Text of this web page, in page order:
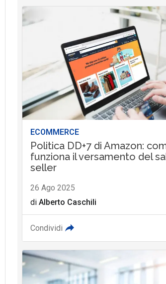
ECOMMERCE
Politica DD+7 di Amazon:
funziona il versamento del
seller
26 Ago 2025
di Alberto Caschili
Condividi